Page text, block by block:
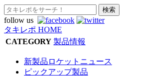
follow us
タキレポ HOME
CATEGORY 製品情報
新製品ロケットニュース
ピックアップ製品